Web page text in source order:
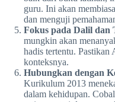
guru. Ini akan
dan menguji
Fokus pada Dalil dan
mungkin akan
hadis tertentu. Pastikan
konteksnya.
Hubungkan dengan
Kurikulum 2013
dalam kehidupan.